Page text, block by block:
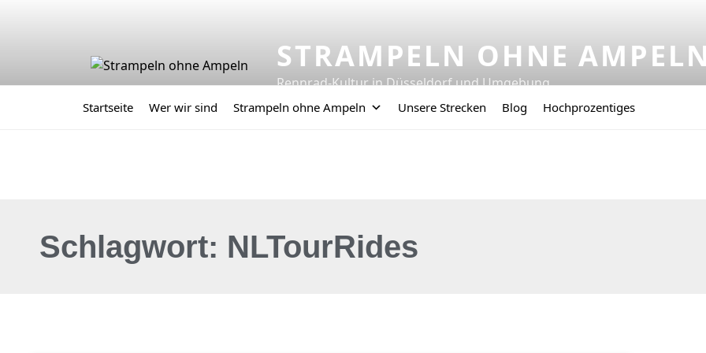
STRAMPELN OHNE
Rennrad-Kultur in Düsseldorf und Umgebung
Startseite Wer wir sind Strampeln ohne Ampeln Unsere Strecken Blog Hochprozentiges
Schlagwort: NLTourRides